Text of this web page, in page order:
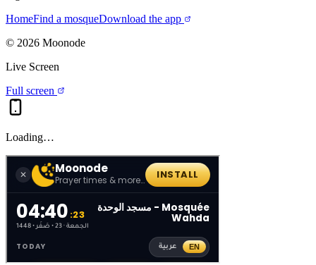
HomeFind a mosqueDownload the app
© 2026 Moonode
Live Screen
Full screen
Loading…